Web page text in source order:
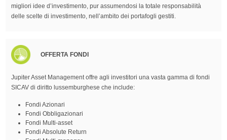
migliori idee d’investimento, pur assumendosi la totale responsabilità
delle scelte di investimento, nell’ambito dei portafogli gestiti.
OFFERTA FONDI
Jupiter Asset Management offre agli investitori una vasta gamma di fondi
SICAV di diritto lussemburghese che include:
Fondi Azionari
Fondi Obbligazionari
Fondi Multi-asset
Fondi Absolute Return